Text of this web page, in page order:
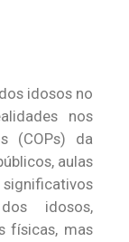
idosos no
nos
(COPs) da
aulas
idosos,
físicas, mas